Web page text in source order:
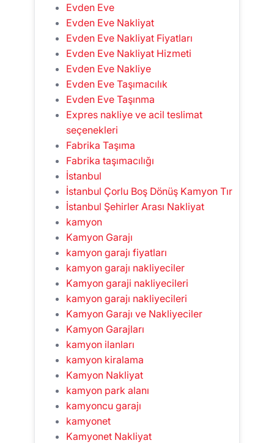
Evden Eve
Evden Eve Nakliyat
Evden Eve Nakliyat Fiyatları
Evden Eve Nakliyat Hizmeti
Evden Eve Nakliye
Evden Eve Taşımacılık
Evden Eve Taşınma
Expres nakliye ve acil teslimat
seçenekleri
Fabrika Taşıma
Fabrika taşımacılığı
İstanbul
İstanbul Çorlu Boş Dönüş Kamyon Tır
İstanbul Şehirler Arası Nakliyat
kamyon
Kamyon Garajı
kamyon garajı fiyatları
kamyon garajı nakliyeciler
Kamyon garaji nakliyecileri
kamyon garajı nakliyecileri
Kamyon Garajı ve Nakliyeciler
Kamyon Garajları
kamyon ilanları
kamyon kiralama
Kamyon Nakliyat
kamyon park alanı
kamyoncu garajı
kamyonet
Kamyonet Nakliyat